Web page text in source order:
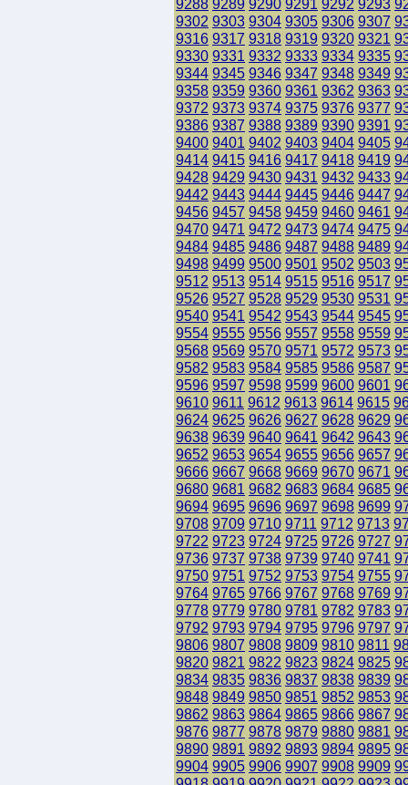
9288 9289 9290 9291 9292 9293
9302 9303 9304 9305 9306 9307
9316 9317 9318 9319 9320 9321
9330 9331 9332 9333 9334 9335
9344 9345 9346 9347 9348 9349
9358 9359 9360 9361 9362 9363
9372 9373 9374 9375 9376 9377
9386 9387 9388 9389 9390 9391
9400 9401 9402 9403 9404 9405
9414 9415 9416 9417 9418 9419
9428 9429 9430 9431 9432 9433
9442 9443 9444 9445 9446 9447
9456 9457 9458 9459 9460 9461
9470 9471 9472 9473 9474 9475
9484 9485 9486 9487 9488 9489
9498 9499 9500 9501 9502 9503
9512 9513 9514 9515 9516 9517
9526 9527 9528 9529 9530 9531
9540 9541 9542 9543 9544 9545
9554 9555 9556 9557 9558 9559
9568 9569 9570 9571 9572 9573
9582 9583 9584 9585 9586 9587
9596 9597 9598 9599 9600 9601
9610 9611 9612 9613 9614 9615
9624 9625 9626 9627 9628 9629
9638 9639 9640 9641 9642 9643
9652 9653 9654 9655 9656 9657
9666 9667 9668 9669 9670 9671
9680 9681 9682 9683 9684 9685
9694 9695 9696 9697 9698 9699
9708 9709 9710 9711 9712 9713
9722 9723 9724 9725 9726 9727
9736 9737 9738 9739 9740 9741
9750 9751 9752 9753 9754 9755
9764 9765 9766 9767 9768 9769
9778 9779 9780 9781 9782 9783
9792 9793 9794 9795 9796 9797
9806 9807 9808 9809 9810 9811
9820 9821 9822 9823 9824 9825
9834 9835 9836 9837 9838 9839
9848 9849 9850 9851 9852 9853
9862 9863 9864 9865 9866 9867
9876 9877 9878 9879 9880 9881
9890 9891 9892 9893 9894 9895
9904 9905 9906 9907 9908 9909